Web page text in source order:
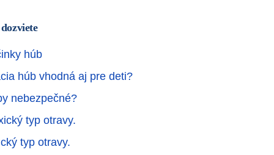
húb
húb vhodná aj pre deti?
nebezpečné?
typ otravy.
typ otravy.